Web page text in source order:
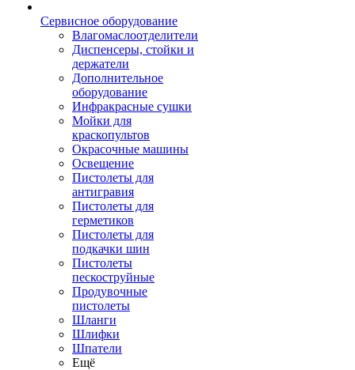
Сервисное оборудование
Влагомаслоотделители
Диспенсеры, стойки и
держатели
Дополнительное
оборудование
Инфракрасные сушки
Мойки для
краскопультов
Окрасочные машины
Освещение
Пистолеты для
антигравия
Пистолеты для
герметиков
Пистолеты для
подкачки шин
Пистолеты
пескоструйные
Продувочные
пистолеты
Шланги
Шлифки
Шпатели
Ещё